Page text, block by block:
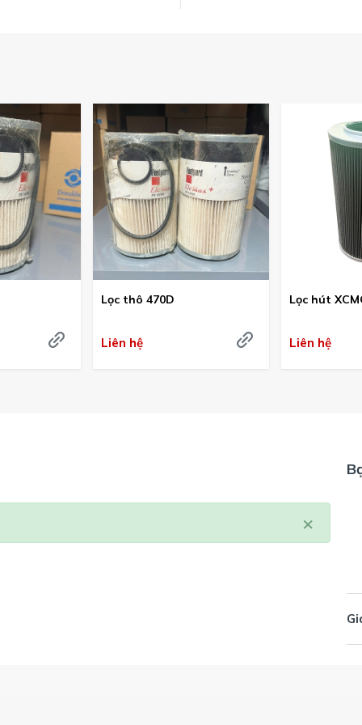
Lọc thô 470D
Liên hệ
Lọc hút
Liên hệ
×